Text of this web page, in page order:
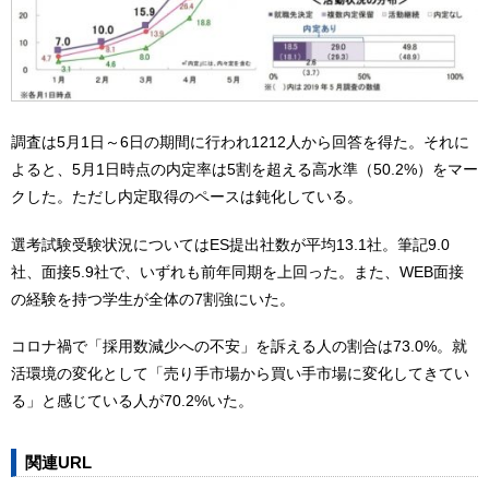
調査は5月1日～6日の期間に行われ1212人から回答を得た。それに
よると、5月1日時点の内定率は5割を超える高水準（50.2%）をマー
クした。ただし内定取得のペースは鈍化している。
選考試験受験状況についてはES提出社数が平均13.1社。筆記9.0
社、面接5.9社で、いずれも前年同期を上回った。また、WEB面接
の経験を持つ学生が全体の7割強にいた。
コロナ禍で「採用数減少への不安」を訴える人の割合は73.0%。就
活環境の変化として「売り手市場から買い手市場に変化してきてい
る」と感じている人が70.2%いた。
関連URL